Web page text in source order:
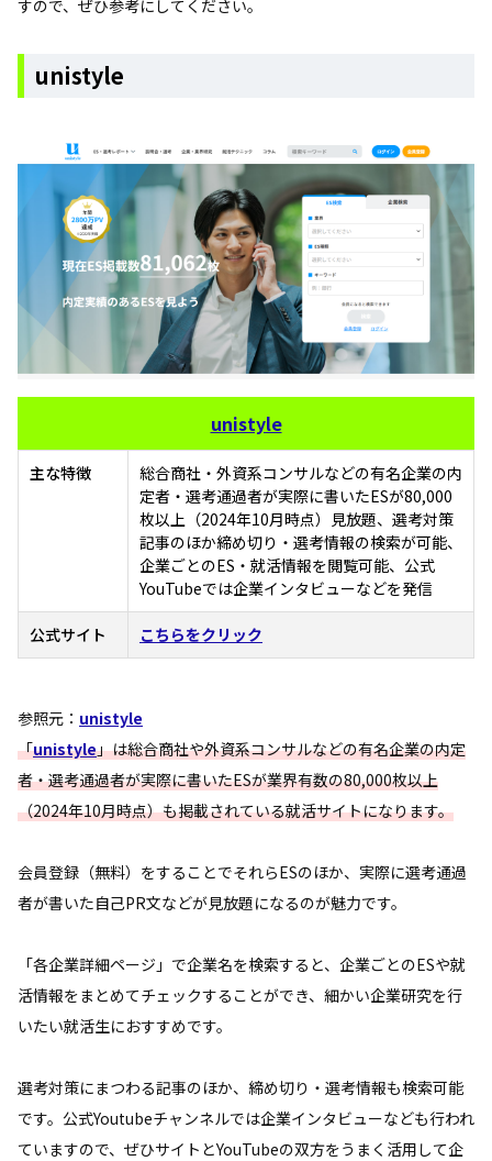
すので、ぜひ参考にしてください。
unistyle
unistyle
主な特徴
総合商社・外資系コンサルなどの有名企業の内
定者・選考通過者が実際に書いたESが80,000
枚以上（2024年10月時点）見放題、選考対策
記事のほか締め切り・選考情報の検索が可能、
企業ごとのES・就活情報を閲覧可能、公式
YouTubeでは企業インタビューなどを発信
公式サイト こちらをクリック
参照元： unistyle
「unistyle」は総合商社や外資系コンサルなどの有名企業の内定
者・選考通過者が実際に書いたESが業界有数の80,000枚以上
（2024年10月時点）も掲載されている就活サイトになります。
会員登録（無料）をすることでそれらESのほか、実際に選考通過
者が書いた自己PR文などが見放題になるのが魅力です。
「各企業詳細ページ」で企業名を検索すると、企業ごとのESや就
活情報をまとめてチェックすることができ、細かい企業研究を行
いたい就活生におすすめです。
選考対策にまつわる記事のほか、締め切り・選考情報も検索可能
です。公式Youtubeチャンネルでは企業インタビューなども行われ
ていますので、ぜひサイトとYouTubeの双方をうまく活用して企